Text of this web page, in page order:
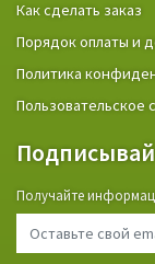
Как сделать заказ
Порядок оплаты и
Политика
Пользовательское
Получайте